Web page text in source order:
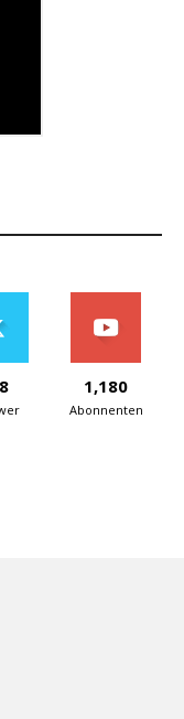
1,180
Abonnenten